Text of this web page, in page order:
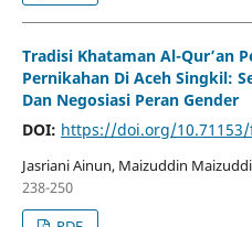
Tradisi Khataman Al-Qur’an
Pernikahan Di Aceh Singkil:
Dan Negosiasi Peran Gender
DOI: https://doi.org/
Jasriani Ainun, Maizuddin
238-250